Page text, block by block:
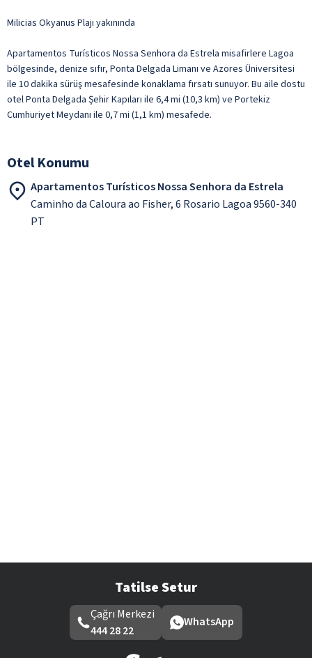
Milicias Okyanus Plajı yakınında
Apartamentos Turísticos Nossa Senhora da Estrela misafirlere Lagoa
bölgesinde, denize sıfır, Ponta Delgada Limanı ve Azores Üniversitesi
ile 10 dakika sürüş mesafesinde konaklama fırsatı sunuyor. Bu aile dostu
otel Ponta Delgada Şehir Kapıları ile 6,4 mi (10,3 km) ve Portekiz
Cumhuriyet Meydanı ile 0,7 mi (1,1 km) mesafede.
Otel Konumu
Apartamentos Turísticos Nossa Senhora da Estrela
Caminho da Caloura ao Fisher, 6 Rosario Lagoa 9560-340
PT
Tatilse Setur
Çağrı Merkezi
444 28 22
WhatsApp